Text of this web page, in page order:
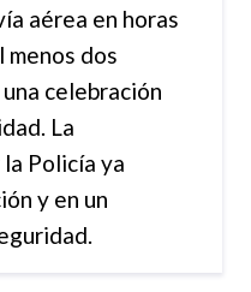
aérea en horas
menos dos
celebración
La
Policía ya
y en un